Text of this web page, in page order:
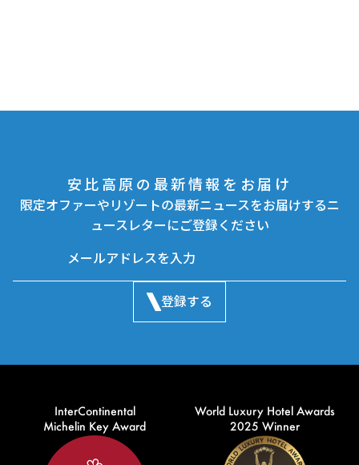
安比高原の最新情報をお届け
限定オファーやリゾートの最新ニュースをお届けするニ
ュースレターにご登録ください
登録する
InterContinental
Michelin Key Award
World Luxury Hotel Awards
2025 Winner